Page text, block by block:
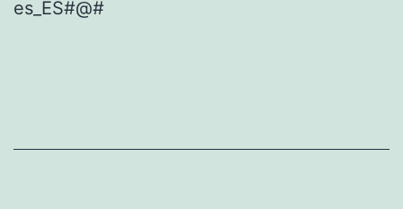
es_ES#@#